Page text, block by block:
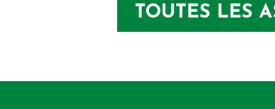
TOUTES LES